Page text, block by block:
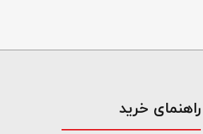
​راهنمای خرید